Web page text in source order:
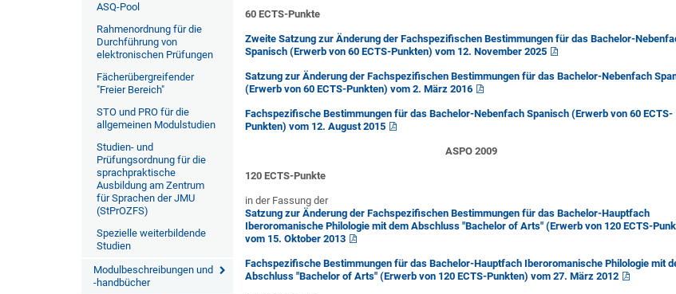
ASQ-Pool
Rahmenordnung für die
Durchführung von
elektronischen Prüfungen
Fächerübergreifender
"Freier Bereich"
STO und PRO für die
allgemeinen Modulstudien
Studien- und
Prüfungsordnung für die
sprachpraktische
Ausbildung am Zentrum
für Sprachen der JMU
(StPrOZFS)
Spezielle weiterbildende
Studien
Modulbeschreibungen und
-handbücher
60 ECTS-Punkte
Zweite Satzung zur Änderung der Fachspezifischen Bestimmungen für das Bachelor-
Spanisch (Erwerb von 60 ECTS-Punkten) vom 12. November 2025
Satzung zur Änderung der Fachspezifischen Bestimmungen für das Bachelor-Nebenfach
(Erwerb von 60 ECTS-Punkten) vom 2. März 2016
Fachspezifische Bestimmungen für das Bachelor-Nebenfach Spanisch (Erwerb von 60 ECTS-
Punkten) vom 12. August 2015
ASPO 2009
120 ECTS-Punkte
in der Fassung der
Satzung zur Änderung der Fachspezifischen Bestimmungen für das Bachelor-Hauptfach
Iberoromanische Philologie mit dem Abschluss "Bachelor of Arts" (Erwerb von 120 ECTS-
vom 15. Oktober 2013
Fachspezifische Bestimmungen für das Bachelor-Hauptfach Iberoromanische Philologie mit
Abschluss "Bachelor of Arts" (Erwerb von 120 ECTS-Punkten) vom 27. März 2012